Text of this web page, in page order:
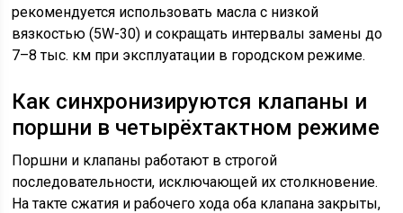
рекомендуется использовать масла с низкой
вязкостью (5W-30) и сокращать интервалы замены до
7–8 тыс. км при эксплуатации в городском режиме.
Как синхронизируются клапаны и
поршни в четырёхтактном режиме
Поршни и клапаны работают в строгой
последовательности, исключающей их столкновение.
На такте сжатия и рабочего хода оба клапана закрыты,